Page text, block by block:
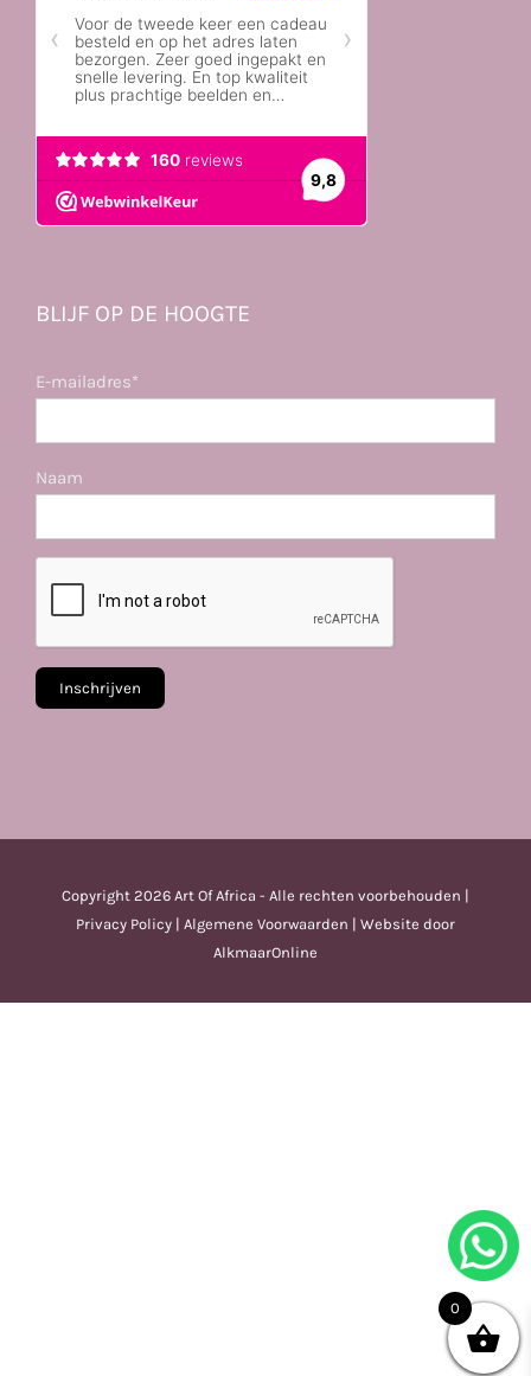
BLIJF OP DE HOOGTE
E-mailadres*
Naam
Copyright 2026 Art Of Africa - Alle rechten voorbehouden |
Privacy Policy | Algemene Voorwaarden | Website door
AlkmaarOnline
0